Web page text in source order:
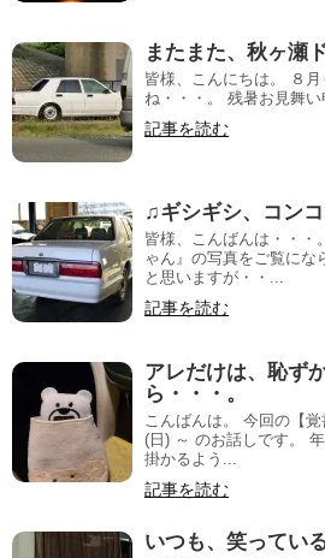
またまた、秋ヶ瀬
皆様、こんにちは。 ８
ね・・・。 残暑お見舞
記事を読む
♫ギシギシ、コンコ
皆様、こんばんは・・・
ゃん』の写真をご覧にな
と思いますが・・...
記事を読む
アレだけは、恥ず
ら・・・。
こんばんは。 今回の【
(日) ～ のお話しです。
掛かるよう...
記事を読む
いつも、笑ってい